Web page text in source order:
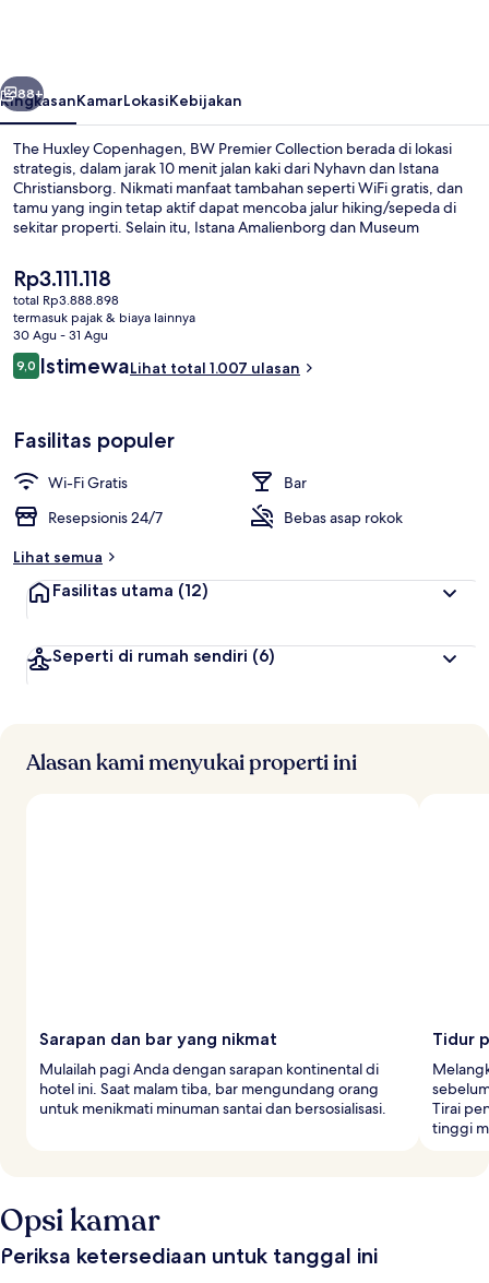
Collection
Berikutnya
88+
RingkasanKamarLokasiKebijakan
The Huxley Copenhagen, BW Premier Collection berada di lokasi
strategis, dalam jarak 10 menit jalan kaki dari Nyhavn dan Istana
Christiansborg. Nikmati manfaat tambahan seperti WiFi gratis, dan
tamu yang ingin tetap aktif dapat mencoba jalur hiking/sepeda di
sekitar properti. Selain itu, Istana Amalienborg dan Museum
terkesan dengan staf dan lokasi. Properti ini berada dekat dengan
transportasi umum: Stasiun Kongens Nytorv berjarak 6 menit dan
Stasiun Christianshavn berjarak 9 menit.
Harga
saat
ini
Rp3.111.118
Rp3.111.118
total Rp3.888.898
termasuk pajak & biaya lainnya
30 Agu - 31 Agu
Ulasan
9,09,0 dari 10
IstimewaLihat total 1.007 ulasan
Fasilitas populer
Wi-Fi Gratis
Bar
Resepsionis 24/7
Bebas asap rokok
Lihat semua
Fasilitas utama (12)
Seperti di rumah sendiri (6)
Alasan kami menyukai properti ini
Sarapan dan bar yang nikmat
Mulailah pagi Anda dengan sarapan kontinental di
hotel ini. Saat malam tiba, bar mengundang orang
untuk menikmati minuman santai dan bersosialisasi.
Tidur
Tirai
tinggi
Opsi kamar
Periksa ketersediaan untuk tanggal ini